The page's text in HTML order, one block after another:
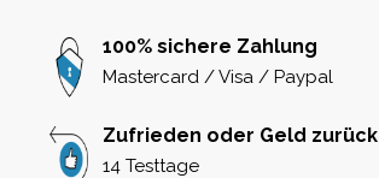
100% sichere Zahlung
Mastercard / Visa / Paypal
Zufrieden oder Geld zurück
14 Testtage